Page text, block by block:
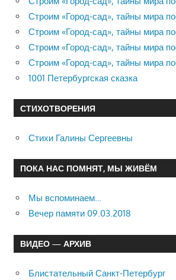
Строим «Город-сад», тайны мира
Строим «Город-сад», тайны мира
Строим «Город-сад», тайны мира
Строим «Город-сад», тайны мира
1001 Петербургская сказка
СТИХОТВОРЕНИЯ
Стихи Галины Сергеевны
ПОКА НАС ПОМНЯТ, МЫ ЖИВЁМ
Мы вспоминаем…
Вечер памяти 09.03.2018
ВИДЕО — АРХИВ
Блистательный Санкт-Петербург